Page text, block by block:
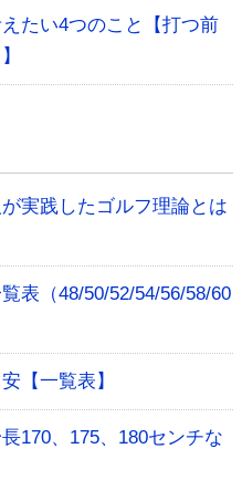
たい4つのこと【打つ前
実践したゴルフ理論とは
表（48/50/52/54/56/58/60
【一覧表】
170、175、180センチな